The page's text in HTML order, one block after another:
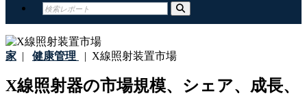
家 | 健康管理 | X線照射装置市場
X線照射器の市場規模、シェア、成長、